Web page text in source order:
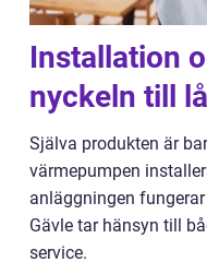
Installation
nyckeln till
Själva produkten är
värmepumpen
anläggningen
Gävle tar hänsyn till
service.